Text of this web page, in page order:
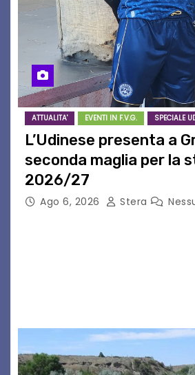
ATTUALITA' EVENTI IN F.V.G. SPECIALE
L’Udinese presenta a
seconda maglia per la
2026/27
Ago 6, 2026 Stera